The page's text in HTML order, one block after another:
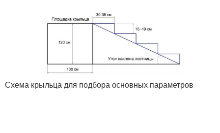
Схема крыльца для подбора основных параметров